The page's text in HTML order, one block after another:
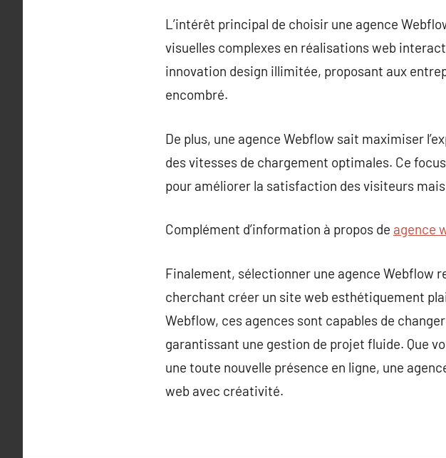
L’intérêt principal de choisir une agence
visuelles complexes en réalisations web
innovation design illimitée, proposant aux
encombré.
De plus, une agence Webflow sait maximiser
des vitesses de chargement optimales. Ce
pour améliorer la satisfaction des visiteurs
Complément d’information à propos de agence
Finalement, sélectionner une agence Webflow
cherchant créer un site web esthétiquement
Webflow, ces agences sont capables de
garantissant une gestion de projet fluide. Que
une toute nouvelle présence en ligne, une
web avec créativité.